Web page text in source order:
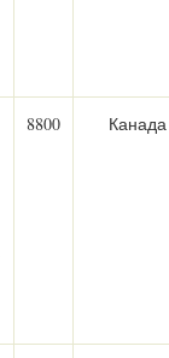
8800 Канада